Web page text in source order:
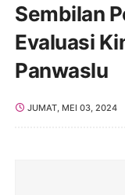
Sembilan
Evaluasi
Panwaslu
JUMAT, MEI 03, 2024